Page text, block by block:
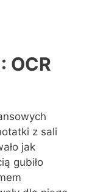
OCR
z sali
jak
gubiło